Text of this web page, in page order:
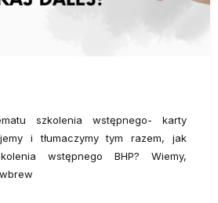
szkolenia wstępnego- karty
i tłumaczymy tym razem, jak
wstępnego BHP? Wiemy,